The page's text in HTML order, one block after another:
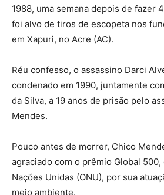
1988, uma semana depois de fazer
foi alvo de tiros de escopeta nos
em Xapuri, no Acre (AC).
Réu confesso, o assassino Darci
condenado em 1990, juntamente
da Silva, a 19 anos de prisão pelo
Mendes.
Pouco antes de morrer, Chico
agraciado com o prêmio Global 500,
Nações Unidas (ONU), por sua
meio ambiente.